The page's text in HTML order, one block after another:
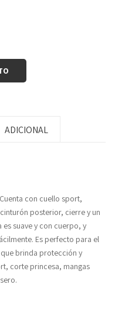
ADICIONAL
con cuello sport,
posterior, cierre y un
suave y con cuerpo, y
Es perfecto para el
brinda protección y
corte princesa, mangas